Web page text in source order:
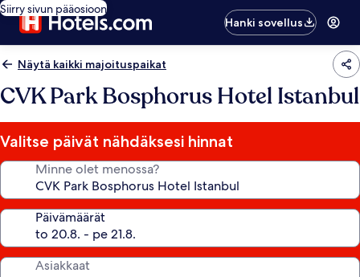
Siirry sivun pääosioon
Hanki sovellus
Näytä kaikki majoituspaikat
CVK Park Bosphorus Hotel Istanbul
Valitse päivät nähdäksesi hinnat
Minne olet menossa?
Päivämäärät
Asiakkaat